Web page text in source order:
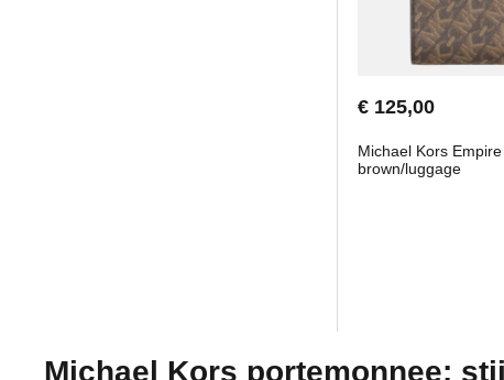
€ 125,00
Michael Kors
brown/luggage
Michael Kors portemonnee: